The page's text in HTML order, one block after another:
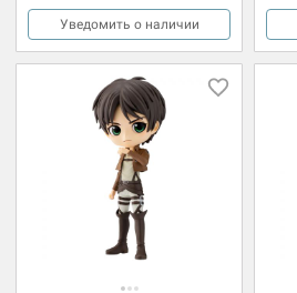
Уведомить о наличии